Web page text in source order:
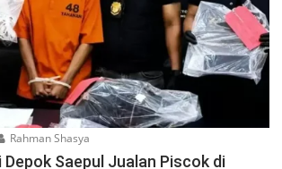
Rahman Shasya
Saepul Jualan Piscok di